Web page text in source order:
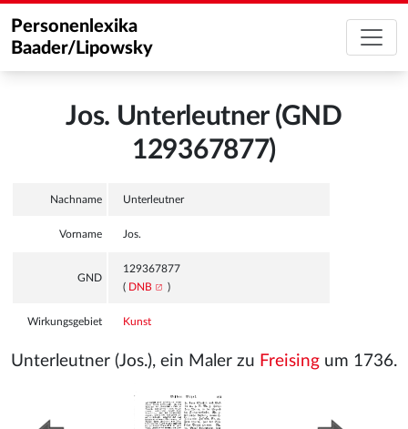
Personenlexika
Baader/Lipowsky
Jos. Unterleutner (GND
129367877)
Nachname Unterleutner
Vorname Jos.
GND
129367877
( DNB )
Wirkungsgebiet Kunst
Unterleutner (Jos.), ein Maler zu Freising um 1736.